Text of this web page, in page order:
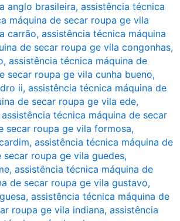
anglo brasileira, assistência técnica
máquina de secar roupa ge vila
carrão, assistência técnica máquina
de secar roupa ge vila congonhas,
, assistência técnica máquina de
secar roupa ge vila cunha bueno,
ii, assistência técnica máquina de
de secar roupa ge vila ede,
assistência técnica máquina de secar
secar roupa ge vila formosa,
, assistência técnica máquina de
roupa ge vila guedes,
, assistência técnica máquina de
de secar roupa ge vila gustavo,
, assistência técnica máquina de
roupa ge vila indiana, assistência